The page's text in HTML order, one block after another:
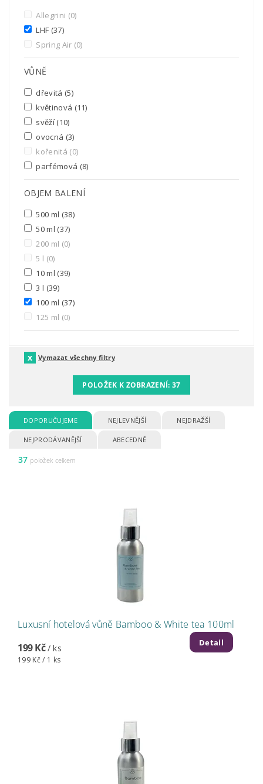
Allegrini (0)
LHF (37)
Spring Air (0)
VŮNĚ
dřevitá (5)
květinová (11)
svěží (10)
ovocná (3)
kořenitá (0)
parfémová (8)
OBJEM BALENÍ
500 ml (38)
50 ml (37)
200 ml (0)
5 l (0)
10 ml (39)
3 l (39)
100 ml (37)
125 ml (0)
Vymazat všechny filtry
POLOŽEK K ZOBRAZENÍ:37
DOPORUČUJEME NEJLEVNĚJŠÍ NEJDRAŽŠÍ
NEJPRODÁVANĚJŠÍ ABECEDNĚ
37 položek celkem
Luxusní hotelová vůně Bamboo & White tea 100ml
199 Kč/ ks
199 Kč / 1 ks
Detail